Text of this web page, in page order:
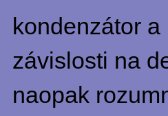
kondenzátor
závislosti na
naopak